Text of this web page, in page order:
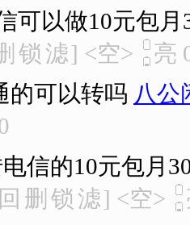
可以做10元包月
锁 滤] <空> 亮
的可以转吗 八公
信的10元包月
回 删 锁 滤] <空>